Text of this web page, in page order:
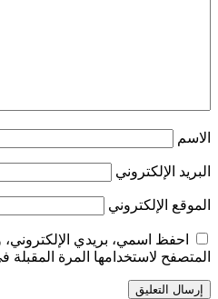
الاسم
البريد الإلكتروني
الموقع الإلكتروني
احفظ اسمي، بريدي الإلكتروني،
المتصفح لاستخدامها المرة المقبلة